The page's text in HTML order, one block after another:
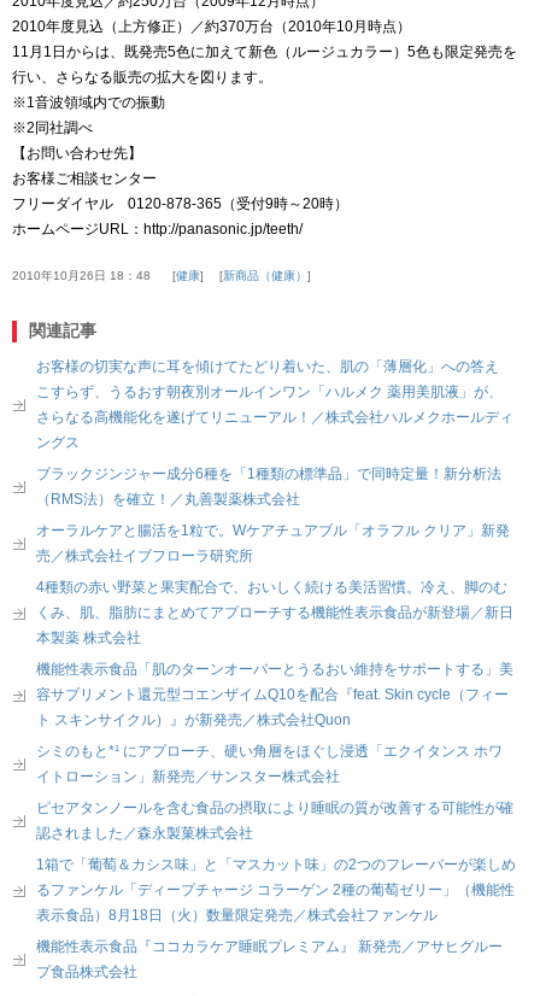
2010年度見込（上方修正）／約370万台（2010年10月時点）
11月1日からは、既発売5色に加えて新色（ルージュカラー）5色も限定発売を
行い、さらなる販売の拡大を図ります。
※1音波領域内での振動
※2同社調べ
【お問い合わせ先】
お客様ご相談センター
フリーダイヤル 0120-878-365（受付9時～20時）
ホームページURL：http://panasonic.jp/teeth/
2010年10月26日 18：48 健康 新商品（健康）
関連記事
お客様の切実な声に耳を傾けてたどり着いた、肌の「薄層化」への答え
こすらず、うるおす朝夜別オールインワン「ハルメク 薬用美肌液」が、
さらなる高機能化を遂げてリニューアル！／株式会社ハルメクホールディ
ングス
ブラックジンジャー成分6種を「1種類の標準品」で同時定量！新分析法
（RMS法）を確立！／丸善製薬株式会社
オーラルケアと腸活を1粒で。Wケアチュアブル「オラフル クリア」新発
売／株式会社イブフローラ研究所
4種類の赤い野菜と果実配合で、おいしく続ける美活習慣。冷え、脚のむ
くみ、肌、脂肪にまとめてアプローチする機能性表示食品が新登場／新日
本製薬 株式会社
機能性表示食品「肌のターンオーバーとうるおい維持をサポートする」美
容サプリメント還元型コエンザイムQ10を配合『feat. Skin cycle（フィー
ト スキンサイクル）』が新発売／株式会社Quon
シミのもと*¹ にアプローチ、硬い角層をほぐし浸透「エクイタンス ホワ
イトローション」新発売／サンスター株式会社
ピセアタンノールを含む食品の摂取により睡眠の質が改善する可能性が確
認されました／森永製菓株式会社
1箱で「葡萄＆カシス味」と「マスカット味」の2つのフレーバーが楽しめ
るファンケル「ディープチャージ コラーゲン 2種の葡萄ゼリー」（機能性
表示食品）8月18日（火）数量限定発売／株式会社ファンケル
機能性表示食品『ココカラケア睡眠プレミアム』 新発売／アサヒグルー
プ食品株式会社